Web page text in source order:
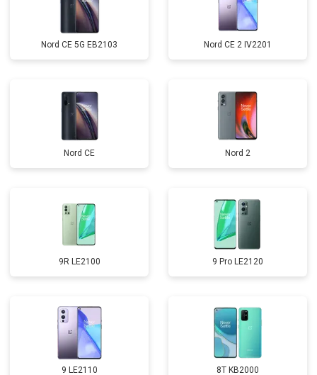
Nord CE 5G EB2103 Nord CE 2 IV2201
Nord CE Nord 2
9R LE2100 9 Pro LE2120
9 LE2110 8T KB2000